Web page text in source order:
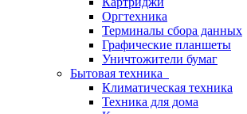
Оргтехника
Терминалы сбора данных
Графические планшеты
Уничтожители бумаг
Бытовая техника
Климатическая техника
Техника для дома